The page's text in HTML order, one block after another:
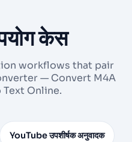
केस
workflows that pair
— Convert M4A
Online.
YouTube उपशीर्षक अनुवादक